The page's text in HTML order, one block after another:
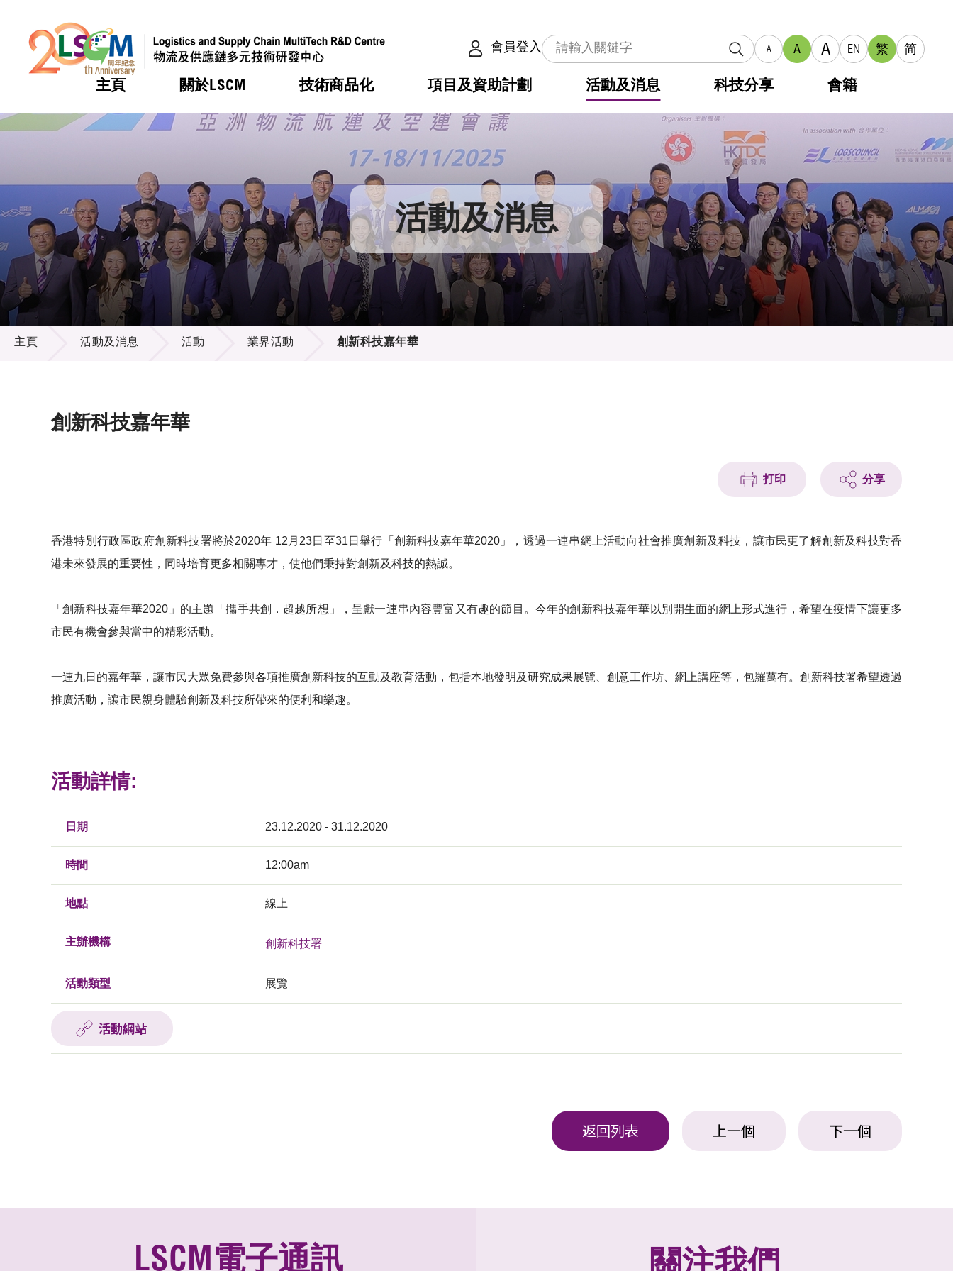
會員登入 A A A EN 繁 简
主頁 關於LSCM
熱門 機構簡介
組織架構
組織架構
董事局
研究顧問
招標通告
技術商品化
熱門 服務
可獲授權之技術
應用於公共服務之創新技術
重點項目
項目及資助計劃
熱門 合作計劃
資助計劃
資助計劃
稅務優惠
申請
評審
徵求研發項目計劃書
項目資料庫
活動及消息
熱門 活動
獎項
新聞中心
媒體報導
新聞稿
資訊中心
多媒體
出版刊物
科技分享 會籍
熱門 會籍及服務
會員列表
會員登入 活動及消息
活動及消息
主頁 活動及消息 活動 業界活動 創新科技嘉年華
創新科技嘉年華
打印 分享
香港特別行政區政府創新科技署將於2020年 12月23日至31日舉行「創新科技嘉年華2020」，透過一連串網上活動向社會推廣創新及科技，讓市民更了解創新及科技對香
港未來發展的重要性，同時培育更多相關專才，使他們秉持對創新及科技的熱誠。
「創新科技嘉年華2020」的主題「㩦手共創．超越所想」，呈獻一連串內容豐富又有趣的節目。今年的創新科技嘉年華以別開生面的網上形式進行，希望在疫情下讓更多
市民有機會參與當中的精彩活動。
一連九日的嘉年華，讓市民大眾免費參與各項推廣創新科技的互動及教育活動，包括本地發明及研究成果展覽、創意工作坊、網上講座等，包羅萬有。創新科技署希望透過
推廣活動，讓市民親身體驗創新及科技所帶來的便利和樂趣。
活動詳情:
日期 23.12.2020 - 31.12.2020
時間 12:00am
地點 線上
主辦機構 創新科技署
活動類型 展覽
活動網站
返回列表 上一個 下一個
LSCM電子通訊